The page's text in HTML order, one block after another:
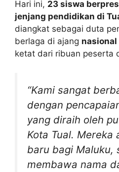
Hari ini, 23 siswa
jenjang pendidikan di
diangkat sebagai duta
berlaga di ajang nasional
ketat dari ribuan peserta
“Kami sangat
dengan
yang diraih oleh
Kota Tual. Mereka
baru bagi Maluku,
membawa nama